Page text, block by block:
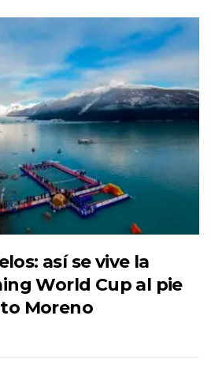
así se vive la
World Cup al pie
Moreno